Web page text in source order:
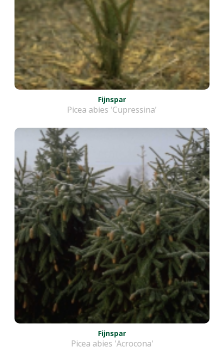
Fijnspar
Picea abies 'Cupressina'
Fijnspar
Picea abies 'Acrocona'